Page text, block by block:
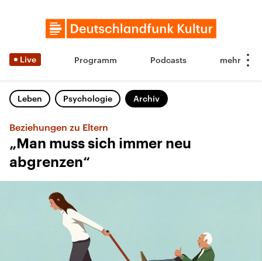
Live Programm Podcasts
Leben Psychologie Archiv
Beziehungen zu Eltern
„Man muss sich immer neu
abgrenzen“